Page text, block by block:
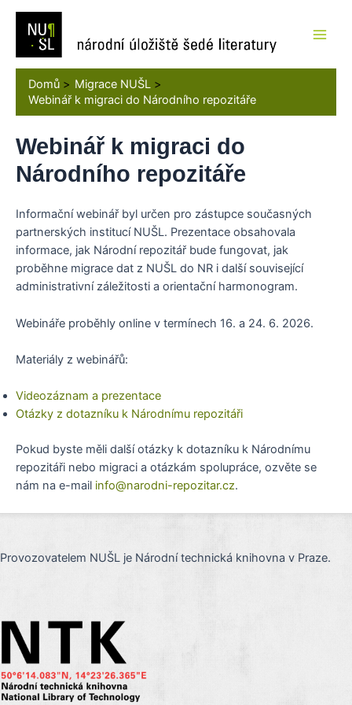
obsah
Domů
Migrace NUŠL
Webinář k migraci do Národního repozitáře
Webinář k migraci do
Národního repozitáře
Informační webinář byl určen pro zástupce současných
partnerských institucí NUŠL. Prezentace obsahovala
informace, jak Národní repozitář bude fungovat, jak
proběhne migrace dat z NUŠL do NR i další související
administrativní záležitosti a orientační harmonogram.
Webináře proběhly online v termínech 16. a 24. 6. 2026.
Materiály z webinářů:
Videozáznam a prezentace
Otázky z dotazníku k Národnímu repozitáři
Pokud byste měli další otázky k dotazníku k Národnímu
repozitáři nebo migraci a otázkám spolupráce, ozvěte se
nám na e-mail info@narodni-repozitar.cz.
Provozovatelem NUŠL je Národní technická knihovna v Praze.